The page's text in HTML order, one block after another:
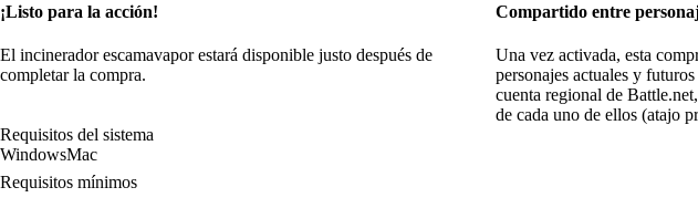
¡Listo para la acción!
El incinerador escamavapor estará disponible justo después de
completar la compra.
Compartido entre
Una vez activada, esta
personajes actuales y
cuenta regional de
de cada uno de ellos (atajo
Requisitos del sistema
WindowsMac
Requisitos mínimos